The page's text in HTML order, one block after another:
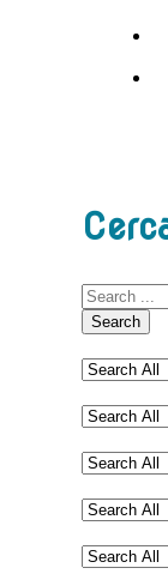
Search